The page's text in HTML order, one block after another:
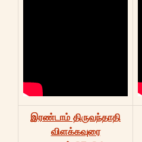
இரண்டாம் திருவந்தாதி
விளக்கவுரை